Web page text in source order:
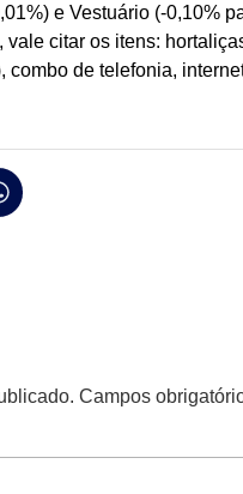
e Vestuário (-0,10%
citar os itens:
de telefonia,
Campos